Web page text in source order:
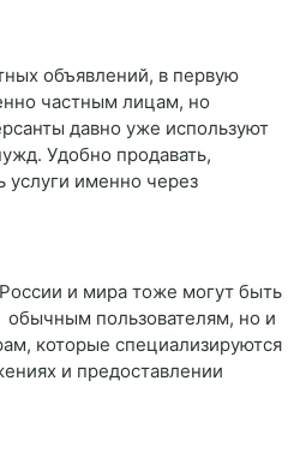
объявлений, в первую
частным лицам, но
давно уже используют
Удобно продавать,
услуги именно через
и мира тоже могут быть
пользователям, но и
которые специализируются
и предоставлении